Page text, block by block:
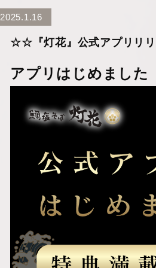
2025.1.16
☆☆『灯花』公式アプリリ
アプリはじめました